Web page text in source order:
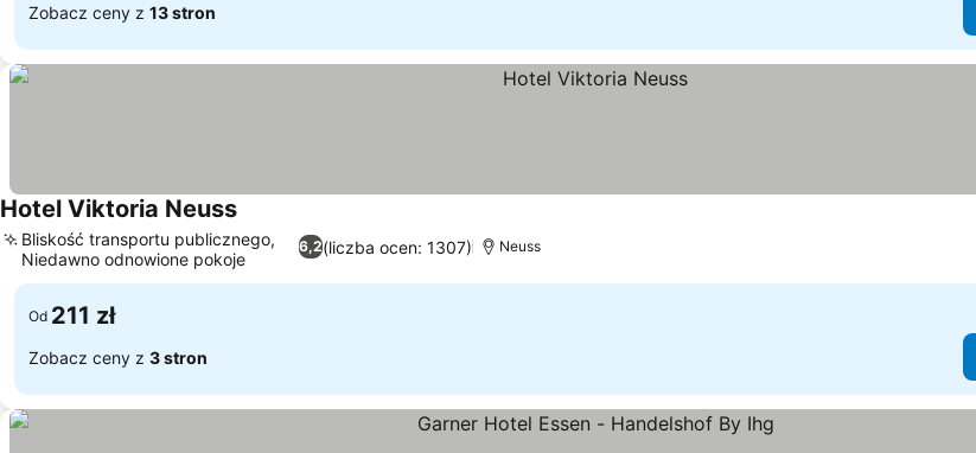
Zobacz ceny z 13 stron
Hotel Viktoria Neuss
6,2(liczba ocen: 1307)
Bliskość transportu publicznego,
Niedawno odnowione pokoje
Neuss
Od 211 zł
Zobacz ceny z 3 stron